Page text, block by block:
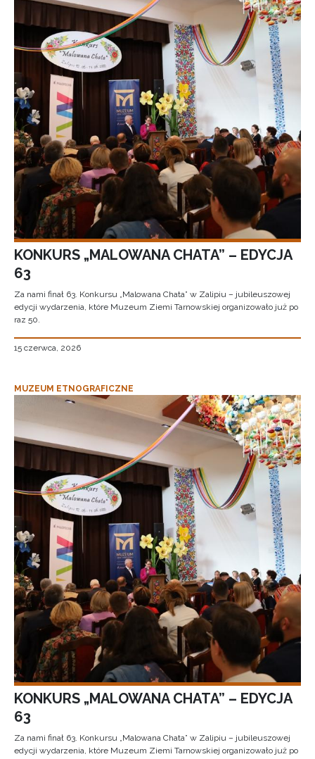
KONKURS „MALOWANA CHATA” – EDYCJA
63
Za nami finał 63. Konkursu „Malowana Chata” w Zalipiu – jubileuszowej
edycji wydarzenia, które Muzeum Ziemi Tarnowskiej organizowało już po
raz 50.
15 czerwca, 2026
MUZEUM ETNOGRAFICZNE
KONKURS „MALOWANA CHATA” – EDYCJA
63
Za nami finał 63. Konkursu „Malowana Chata” w Zalipiu – jubileuszowej
edycji wydarzenia, które Muzeum Ziemi Tarnowskiej organizowało już po